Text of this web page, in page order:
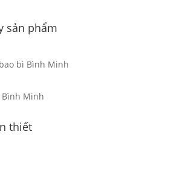
sản phẩm
thiết